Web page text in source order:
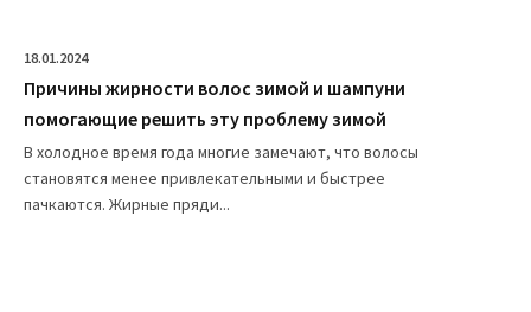
18.01.2024
Причины жирности волос зимой и шампуни
помогающие решить эту проблему зимой
В холодное время года многие замечают, что волосы
становятся менее привлекательными и быстрее
пачкаются. Жирные пряди...